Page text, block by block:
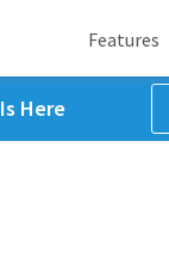
Features
Here